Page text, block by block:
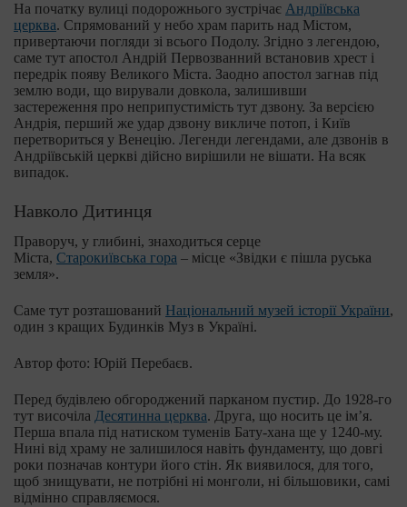
На початку вулиці подорожнього зустрічає Андріївська
церква. Спрямований у небо храм парить над Містом,
привертаючи погляди зі всього Подолу. Згідно з легендою,
саме тут апостол Андрій Первозванний встановив хрест і
передрік появу Великого Міста. Заодно апостол загнав під
землю води, що вирували довкола, залишивши
застереження про неприпустимість тут дзвону. За версією
Андрія, перший же удар дзвону викличе потоп, і Київ
перетвориться у Венецію. Легенди легендами, але дзвонів в
Андріївській церкві дійсно вирішили не вішати. На всяк
випадок.
Навколо Дитинця
Праворуч, у глибині, знаходиться серце
Міста, Старокиївська гора – місце «Звідки є пішла руська
земля».
Саме тут розташований Національний музей історії України,
один з кращих Будинків Муз в Україні.
Автор фото: Юрій Перебаєв.
Перед будівлею обгороджений парканом пустир. До 1928-го
тут височіла Десятинна церква. Друга, що носить це ім’я.
Перша впала під натиском туменів Бату-хана ще у 1240-му.
Нині від храму не залишилося навіть фундаменту, що довгі
роки позначав контури його стін. Як виявилося, для того,
щоб знищувати, не потрібні ні монголи, ні більшовики, самі
відмінно справляємося.